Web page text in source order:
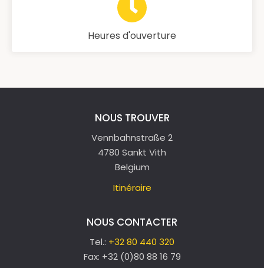
Heures d'ouverture
NOUS TROUVER
Vennbahnstraße 2
4780 Sankt Vith
Belgium
Itinéraire
NOUS CONTACTER
Tel.: +32 80 440 320
Fax: +32 (0)80 88 16 79